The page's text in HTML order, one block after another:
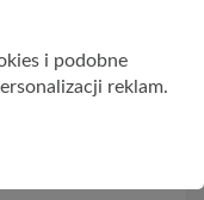
i podobne
reklam.